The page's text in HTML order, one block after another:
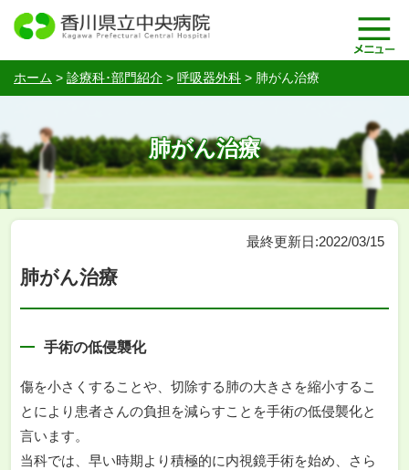
ホーム > 診療科･部門紹介 > 呼吸器外科 > 肺がん治療
肺がん治療
最終更新日:2022/03/15
肺がん治療
手術の低侵襲化
傷を小さくすることや、切除する肺の大きさを縮小するこ
とにより患者さんの負担を減らすことを手術の低侵襲化と
言います。
当科では、早い時期より積極的に内視鏡手術を始め、さら